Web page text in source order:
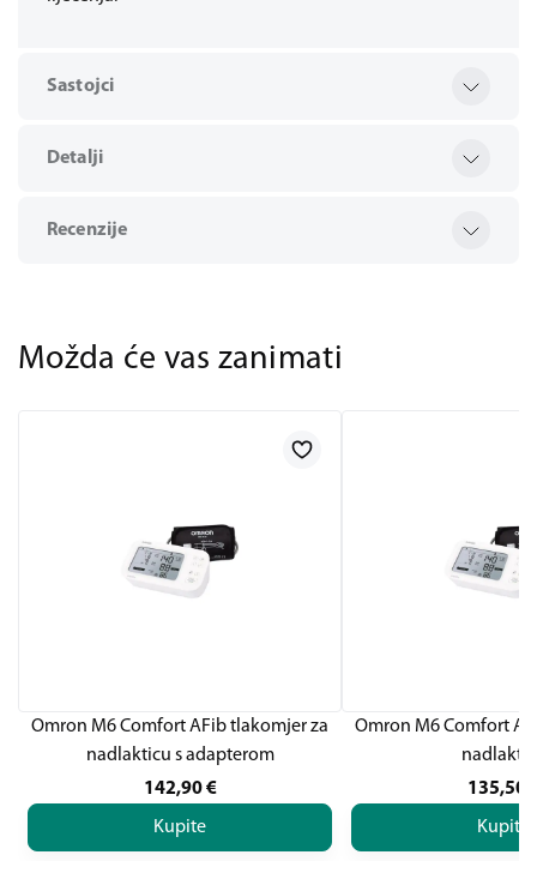
Sastojci
Detalji
Recenzije
Možda će vas zanimati
Omron M6 Comfort AFib tlakomjer za
nadlakticu s adapterom
142,90 €
Kupite
Omron M6 Comfort
135,50
Kupite